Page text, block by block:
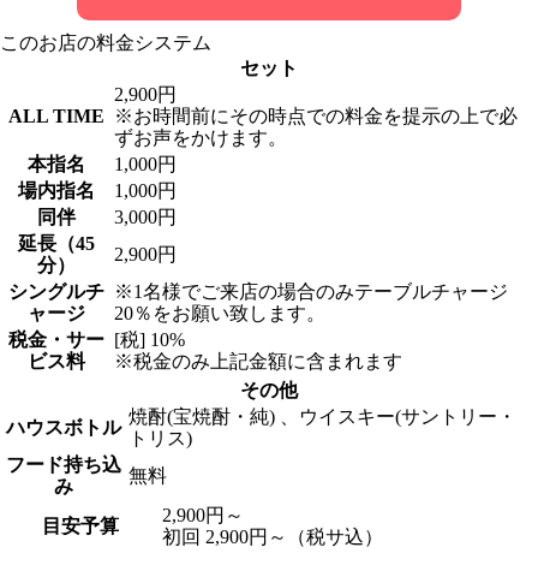
このお店の料金システム
セット
ALL TIME
2,900円
※お時間前にその時点での料金を提示の上で必
ずお声をかけます。
本指名
1,000円
場内指名
1,000円
同伴
3,000円
延長（45
分）
2,900円
シングルチ
ャージ
※1名様でご来店の場合のみテーブルチャージ
20％をお願い致します。
税金・サー
ビス料
[税] 10%
※税金のみ上記金額に含まれます
その他
ハウスボトル
焼酎(宝焼酎・純) 、ウイスキー(サントリー・
トリス)
フード持ち込
み
無料
目安予算
2,900円～
初回 2,900円～（税サ込）